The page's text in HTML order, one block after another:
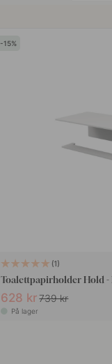
15
1
Toalettpapirholder Hold -
628 kr 739 kr
På lager